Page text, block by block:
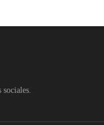
sociales.